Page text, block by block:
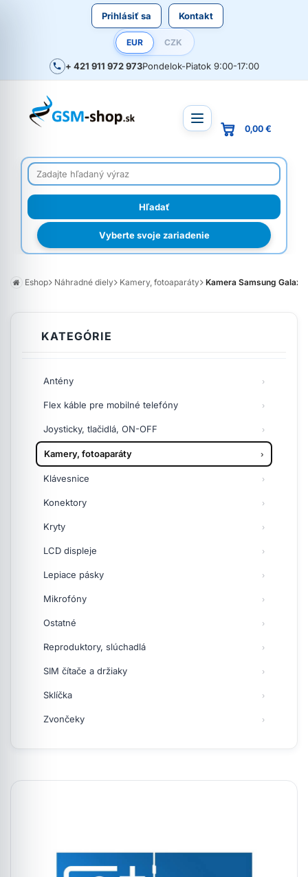
Prihlásiť sa Kontakt
EUR CZK
+ 421 911 972 973Pondelok-Piatok 9:00-17:00
Vyberte svoje zariadenie
0,00 €
Eshop Náhradné diely Kamery, fotoaparáty Kamera Samsung
KATEGÓRIE
Antény
Flex káble pre mobilné telefóny
Joysticky, tlačidlá, ON-OFF
Kamery, fotoaparáty
Klávesnice
Konektory
Kryty
LCD displeje
Lepiace pásky
Mikrofóny
Ostatné
Reproduktory, slúchadlá
SIM čítače a držiaky
Sklíčka
Zvončeky